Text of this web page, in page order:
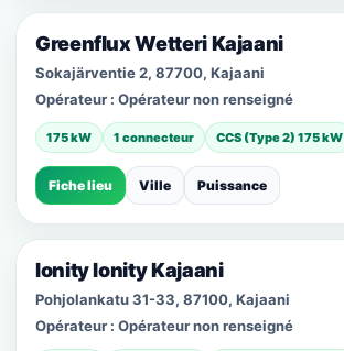
Greenflux Wetteri Kajaani
Sokajärventie 2, 87700, Kajaani
Opérateur : Opérateur non renseigné
175 kW 1 connecteur CCS (Type 2) 175 kW
Fiche lieu Ville Puissance
Ionity Ionity Kajaani
Pohjolankatu 31-33, 87100, Kajaani
Opérateur : Opérateur non renseigné